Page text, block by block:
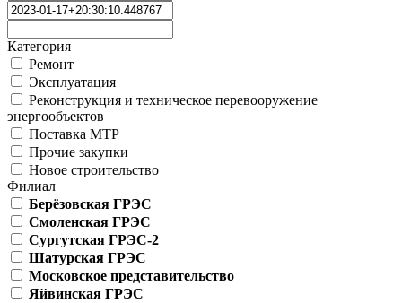
Категория
Ремонт
Эксплуатация
Реконструкция и техническое перевооружение
энергообъектов
Поставка МТР
Прочие закупки
Новое строительство
Филиал
Берёзовская ГРЭС
Смоленская ГРЭС
Сургутская ГРЭС-2
Шатурская ГРЭС
Московское представительство
Яйвинская ГРЭС